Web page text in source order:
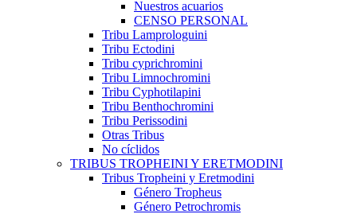
Nuestros acuarios
CENSO PERSONAL
Tribu Lamprologuini
Tribu Ectodini
Tribu cyprichromini
Tribu Limnochromini
Tribu Cyphotilapini
Tribu Benthochromini
Tribu Perissodini
Otras Tribus
No cíclidos
TRIBUS TROPHEINI Y ERETMODINI
Tribus Tropheini y Eretmodini
Género Tropheus
Género Petrochromis